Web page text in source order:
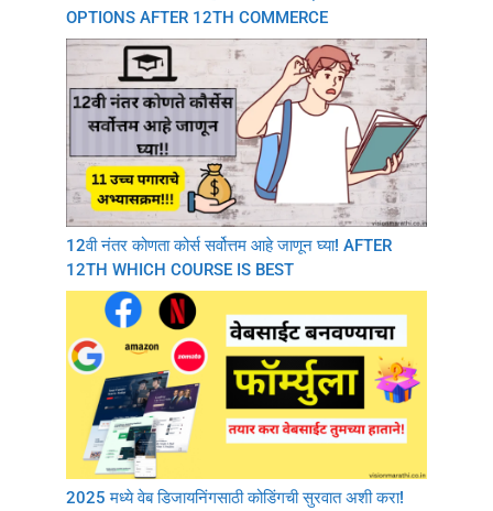
OPTIONS AFTER 12TH COMMERCE
12वी नंतर कोणता कोर्स सर्वोत्तम आहे जाणून घ्या! AFTER
12TH WHICH COURSE IS BEST
2025 मध्ये वेब डिजायनिंगसाठी कोडिंगची सुरवात अशी करा!